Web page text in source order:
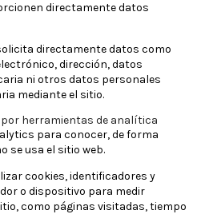
directamente datos
directamente datos como
dirección, datos
ni otros datos personales
mediante el sitio.
herramientas de analítica
para conocer, de forma
se usa el sitio web.
cookies, identificadores y
o dispositivo para medir
como páginas visitadas, tiempo